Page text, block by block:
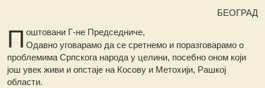
БЕОГРАД
П оштовани Г-не Председниче,
Одавно уговарамо да се сретнемо и поразговарамо о
проблемима Српскога народа у целини, посебно оном који
још увек живи и опстаје на Косову и Метохији, Рашкој
области.